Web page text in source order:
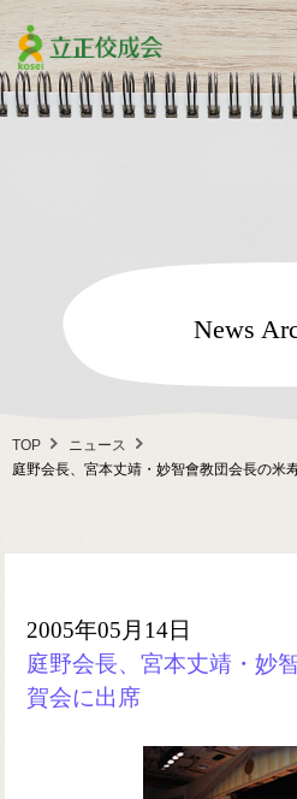
News
TOP
ニュース
庭野会長、宮本丈靖・妙智會教団会長の米
2005年05月14日
庭野会長、宮本丈靖・妙
賀会に出席